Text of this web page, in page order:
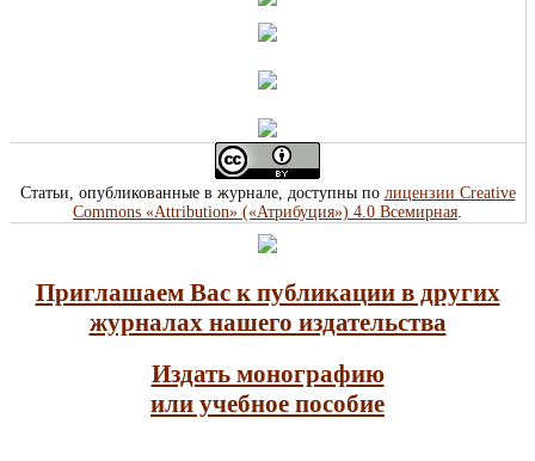
Статьи, опубликованные в журнале, доступны по лицензии Creative
Commons «Attribution» («Атрибуция») 4.0 Всемирная
Приглашаем Вас к публикации в других
журналах нашего издательства
Издать монографию
или учебное пособие